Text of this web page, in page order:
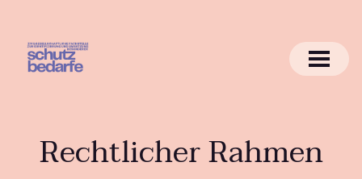
Rechtlicher Rahmen